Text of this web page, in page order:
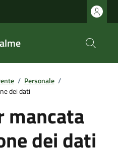
/ Personale /
dei dati
mancata
dei dati